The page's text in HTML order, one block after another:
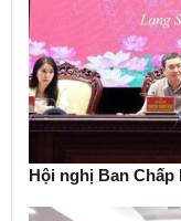
Hội nghị Ban